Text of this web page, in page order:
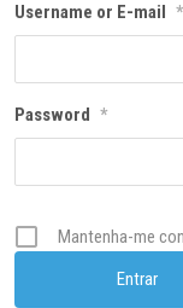
Username or E-mail *
Password *
Mantenha-me